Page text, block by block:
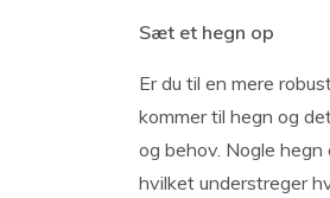
Sæt et hegn op
Er du til en mere
kommer til hegn og
og behov. Nogle
hvilket understreger